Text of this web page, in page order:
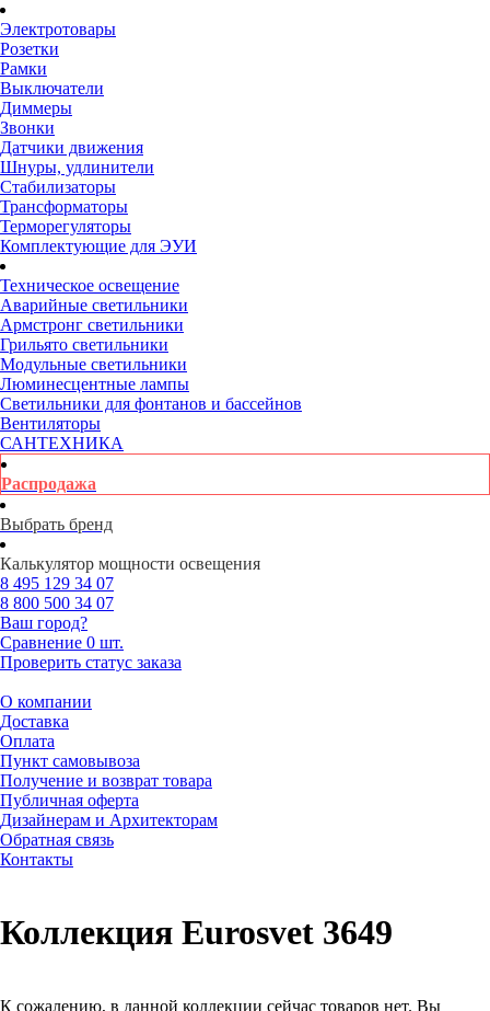
Электротовары
Розетки
Рамки
Выключатели
Диммеры
Звонки
Датчики движения
Шнуры, удлинители
Стабилизаторы
Трансформаторы
Терморегуляторы
Комплектующие для ЭУИ
Техническое освещение
Аварийные светильники
Армстронг светильники
Грильято светильники
Модульные светильники
Люминесцентные лампы
Светильники для фонтанов и бассейнов
Вентиляторы
САНТЕХНИКА
Распродажа
Выбрать бренд
Калькулятор мощности освещения
8 495 129 34 07
8 800 500 34 07
Ваш город?
Сравнение 0 шт.
Проверить статус заказа
О компании
Доставка
Оплата
Пункт самовывоза
Получение и возврат товара
Публичная оферта
Дизайнерам и Архитекторам
Обратная связь
Контакты
Коллекция Eurosvet 3649
К сожалению, в данной коллекции сейчас товаров нет. Вы